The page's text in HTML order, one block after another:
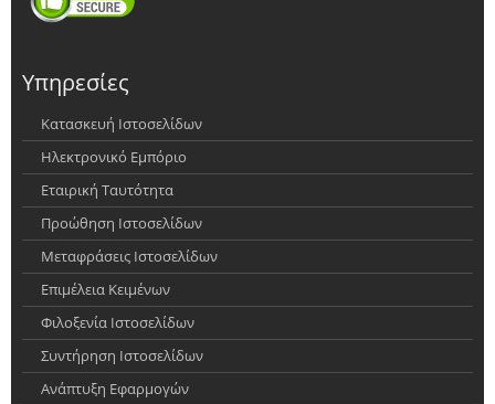
Υπηρεσίες
Κατασκευή Ιστοσελίδων
Ηλεκτρονικό Εμπόριο
Εταιρική Ταυτότητα
Προώθηση Ιστοσελίδων
Μεταφράσεις Ιστοσελίδων
Επιμέλεια Κειμένων
Φιλοξενία Ιστοσελίδων
Συντήρηση Ιστοσελίδων
Ανάπτυξη Εφαρμογών